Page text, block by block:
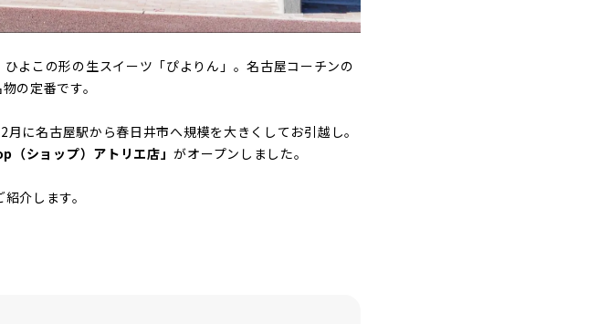
よこの形の生スイーツ「ぴよりん」。名古屋コーチンの
の定番です。
に名古屋駅から春日井市へ規模を大きくしてお引越し。
（ショップ）アトリエ店」がオープンしました。
介します。